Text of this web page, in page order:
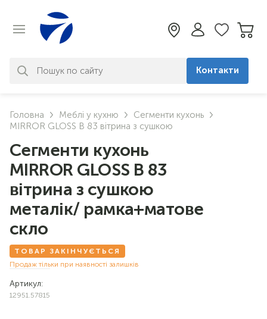
знайдено. Уточніть свій запит
Контакти
Головна Меблі у кухню
Сегменти кухонь
MIRROR GLOSS В 83 вітрина з сушкою
Сегменти кухонь
MIRROR GLOSS В 83
вітрина з сушкою
металік/ рамка+матове
скло
ТОВАР ЗАКІНЧУЄТЬСЯ
Продаж тільки при наявності залишків
Артикул:
12951.57815